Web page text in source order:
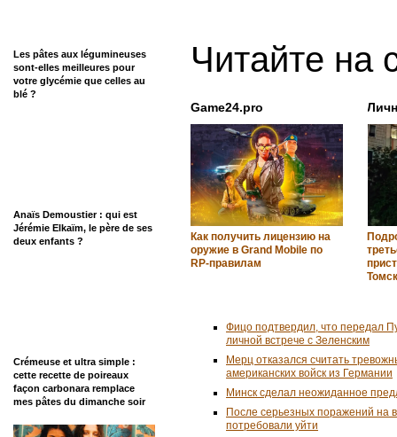
Les pâtes aux légumineuses
sont-elles meilleures pour
votre glycémie que celles au
blé ?
Anaïs Demoustier : qui est
Jérémie Elkaïm, le père de ses
deux enfants ?
Crémeuse et ultra simple :
cette recette de poireaux
façon carbonara remplace
mes pâtes du dimanche soir
Читайте на
Game24.pro
Как получить лицензию на
оружие в Grand Mobile по
RP-правилам
Фицо подтвердил, что передал
личной встрече с Зеленским
Мерц отказался считать
американских войск из Германии
Минск сделал неожиданное
После серьезных поражений на
потребовали уйти